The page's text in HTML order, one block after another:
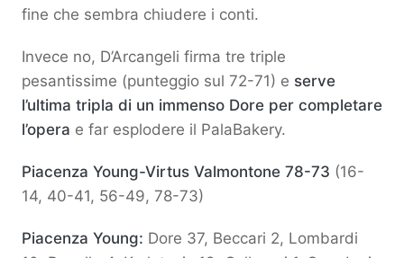
fine che sembra chiudere i conti.
Invece no, D’Arcangeli firma tre triple
pesantissime (punteggio sul 72-71) e serve
l’ultima tripla di un immenso Dore per completare
l’opera e far esplodere il PalaBakery.
Piacenza Young-Virtus Valmontone 78-73 (16-
14, 40-41, 56-49, 78-73)
Piacenza Young: Dore 37, Beccari 2, Lombardi